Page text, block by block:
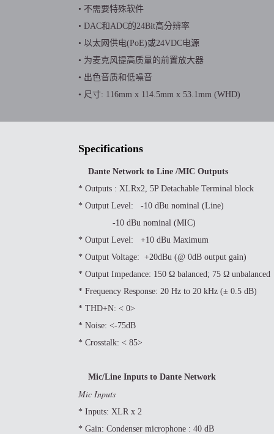
• 不需要特殊软件
• DAC和ADC的24Bit高分辨率
• 以太网供电(PoE)或24VDC电源
• 为麦克风提高质量的前置放大器
• 出色音质和低噪音
• 尺寸: 116mm x 114.5mm x 53.1mm (WHD)
Specifications
Dante Network to Line /MIC Outputs
* Outputs : XLRx2, 5P Detachable Terminal block
* Output Level: -10 dBu nominal (Line)
-10 dBu nominal (MIC)
* Output Level: +10 dBu Maximum
* Output Voltage: +20dBu (@ 0dB output gain)
* Output Impedance: 150 Ω balanced; 75 Ω unbalanced
* Frequency Response: 20 Hz to 20 kHz (± 0.5 dB)
* THD+N: < 0>
* Noise: <-75dB
* Crosstalk: < 85>
Mic/Line Inputs to Dante Network
Mic Inputs
* Inputs: XLR x 2
* Gain: Condenser microphone : 40 dB